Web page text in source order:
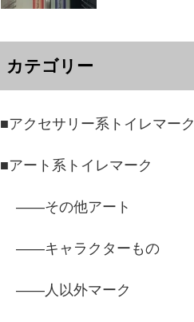
カテゴリー
■アクセサリー系トイレマーク
■アート系トイレマーク
――その他アート
――キャラクターもの
――人以外マーク